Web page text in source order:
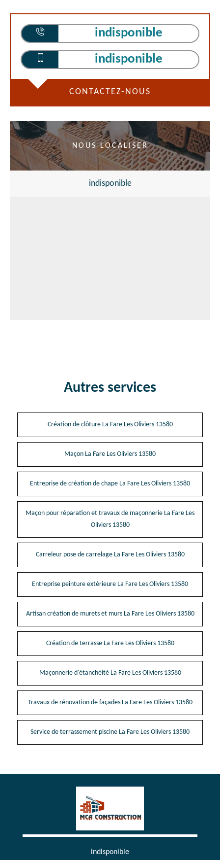
indisponible
indisponible
CONTACTEZ-NOUS
NOUS LOCALISER
indisponible
Autres services
Création de clôture La Fare Les Oliviers 13580
Maçon La Fare Les Oliviers 13580
Entreprise de création de chape La Fare Les Oliviers 13580
Maçon pour réparation et travaux de maçonnerie La Fare Les
Oliviers 13580
Carreleur pose de carrelage La Fare Les Oliviers 13580
Entreprise peinture extérieure La Fare Les Oliviers 13580
Artisan création de murets et murs La Fare Les Oliviers 13580
Création de terrasse La Fare Les Oliviers 13580
Maçonnerie d'étanchéité La Fare Les Oliviers 13580
Travaux de rénovation de façades La Fare Les Oliviers 13580
Service de terrassement piscine La Fare Les Oliviers 13580
indisponible